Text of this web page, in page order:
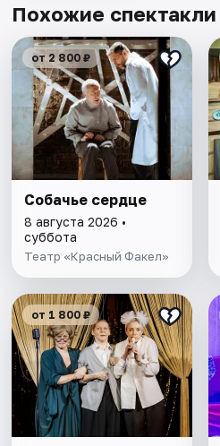
Похожие спектакли
от 2 800 ₽
Собачье сердце
8 августа 2026 •
суббота
Театр «Красный Факел»
от 1 800 ₽